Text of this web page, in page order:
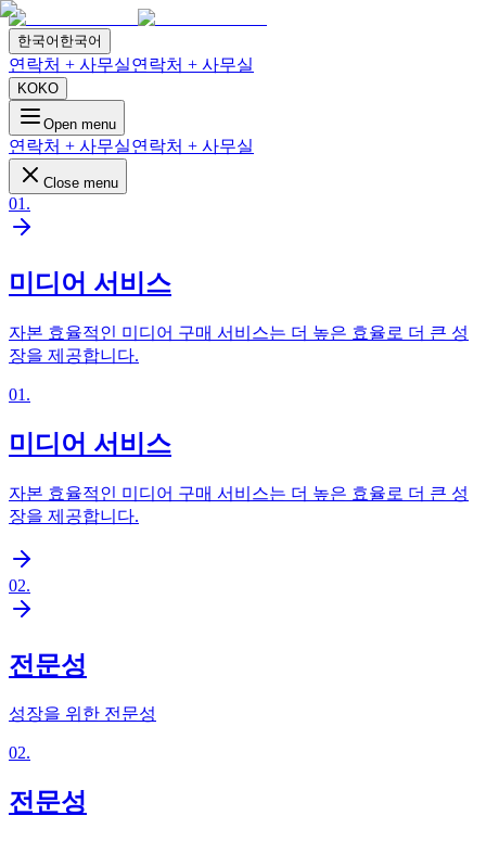
한국어 한국어
연락처 + 사무실연락처 + 사무실
KOKO
Open menu
연락처 + 사무실연락처 + 사무실
Close menu
01 .
미디어 서비스
자본 효율적인 미디어 구매 서비스는 더 높은 효율로 더 큰 성
장을 제공합니다.
01 .
미디어 서비스
자본 효율적인 미디어 구매 서비스는 더 높은 효율로 더 큰 성
장을 제공합니다.
02.
전문성
성장을 위한 전문성
02.
전문성